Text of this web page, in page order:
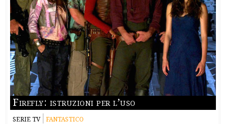
Firefly: istruzioni per l’uso
SERIE TV FANTASTICO